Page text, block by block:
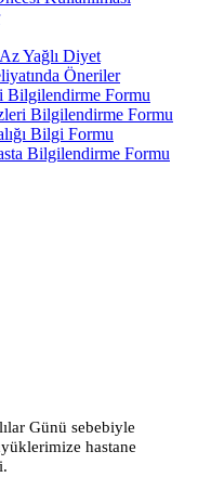
Yağlı Diyet
Öneriler
Bilgilendirme Formu
Bilgilendirme Formu
Bilgi Formu
Bilgilendirme Formu
Günü sebebiyle
hastane